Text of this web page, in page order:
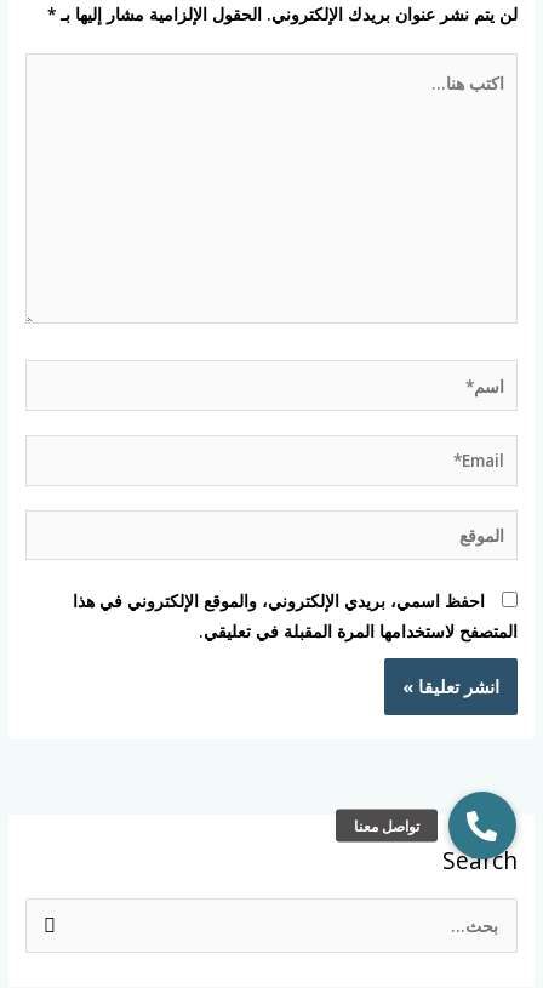
لن يتم نشر عنوان بريدك الإلكتروني. الحقول الإلزامية مشار إليها بـ*
اسم*
Email*
الموقع
احفظ اسمي، بريدي الإلكتروني، والموقع الإلكتروني في هذا
المتصفح لاستخدامها المرة المقبلة في تعليقي.
Search